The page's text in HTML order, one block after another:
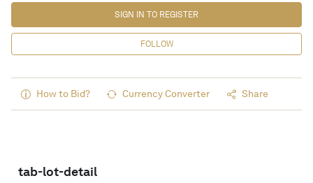
FOLLOW
SIGN IN TO REGISTER
How to Bid? Currency Converter Share
tab-lot-detail